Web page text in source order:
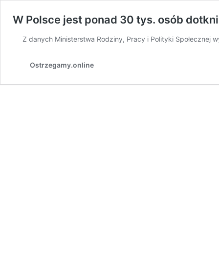
W Polsce jest ponad 30 tys. osób
Z danych Ministerstwa Rodziny, Pracy i Polityki Społecznej
Ostrzegamy.online